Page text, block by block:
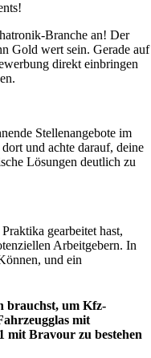
Branche an! Der
Gold wert sein. Gerade auf
direkt einbringen
Stellenangebote im
und achte darauf, deine
Lösungen deutlich zu
gearbeitet hast,
Arbeitgebern. In
und ein
brauchst, um Kfz-
mit
mit Bravour zu bestehen